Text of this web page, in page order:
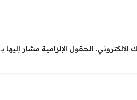
الإلكتروني. الحقول الإلزامية مشار إليها بـ